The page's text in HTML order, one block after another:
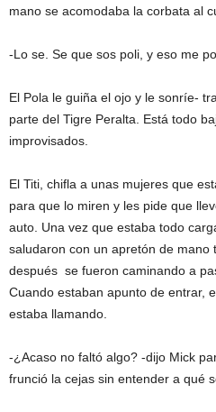
mano se acomodaba la corbata al
-Lo se. Se que sos poli, y eso me
El Pola le guiña el ojo y le sonríe-
parte del Tigre Peralta. Está todo
improvisados.
El Titi, chifla a unas mujeres que
para que lo miren y les pide que
auto. Una vez que estaba todo
saludaron con un apretón de mano
después se fueron caminando a
Cuando estaban apunto de entrar,
estaba llamando.
-¿Acaso no faltó algo? -dijo Mick
frunció la cejas sin entender a qué